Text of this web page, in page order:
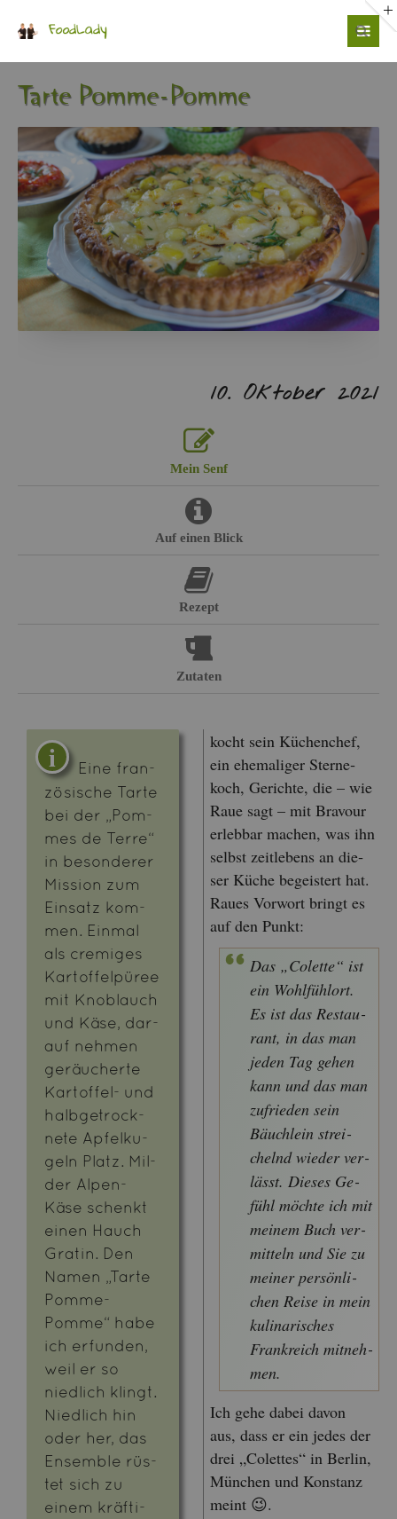
Passwort
Anmelden
Tarte Pomme-Pomme
10. Ok­to­ber 2021
Mein Senf
Auf einen Blick
Re­zept
Zu­ta­ten
Eine fran­
zö­si­sche Tarte
bei der „Pom­
mes de Terre“
in be­son­de­rer
Mis­si­on zum
Ein­satz kom­
men. Ein­mal
als cre­mi­ges
Kar­tof­fel­pü­ree
mit Knob­lauch
und Käse, dar­
auf neh­men
ge­räu­cher­te
Kar­tof­fel- und
halb­ge­trock­
ne­te Ap­fel­ku­
geln Platz. Mil­
der Alpen-
Käse schenkt
einen Hauch
Gra­tin. Den
Namen „Tarte
Pomme-
Pomme“ habe
ich er­fun­den,
weil er so
nied­lich klingt.
Nied­lich hin
oder her, das
En­sem­ble rüs­
tet sich zu
einem kräf­ti­
kocht sein Kü­chen­chef,
ein ehe­ma­li­ger Ster­ne­
koch, Ge­rich­te, die – wie
Raue sagt – mit Bra­vour
er­leb­bar ma­chen, was ihn
selbst zeit­le­bens an die­
ser Küche be­geis­tert hat.
Raues Vor­wort bringt es
auf den Punkt:
Das „Co­let­te“ ist
ein Wohl­fühl­ort.
Es ist das Re­stau­
rant, in das man
jeden Tag gehen
kann und das man
zu­frie­den sein
Bäuch­lein strei­
chelnd wie­der ver­
lässt. Die­ses Ge­
fühl möch­te ich mit
mei­nem Buch ver­
mit­teln und Sie zu
mei­ner per­sön­li­
chen Reise in mein
ku­li­na­ri­sches
Frank­reich mit­neh­
men.
Ich gehe dabei davon
aus, dass er ein jedes der
drei „Co­let­tes“ in Ber­lin,
Mün­chen und Kon­stanz
meint 😉.